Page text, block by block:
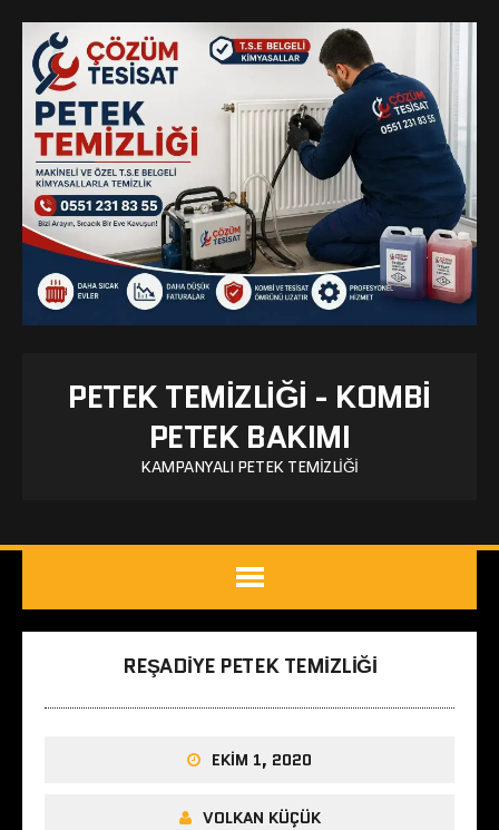
PETEK TEMIZLIĞI - KOMBI
PETEK BAKIMI
KAMPANYALI PETEK TEMIZLIĞI
REŞADIYE PETEK TEMIZLIĞI
EKIM 1, 2020
VOLKAN KÜÇÜK